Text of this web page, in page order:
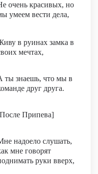
очень красивых, но
умеем вести дела,
в руинах замка в
мечтах,
ты знаешь, что мы в
друг друга.
Припева]
надоело слушать,
мне говорят
руки вверх,